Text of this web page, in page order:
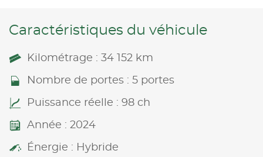
Caractéristiques du véhicule
Kilométrage : 34 152 km
Nombre de portes : 5 portes
Puissance réelle : 98 ch
Année : 2024
Énergie : Hybride